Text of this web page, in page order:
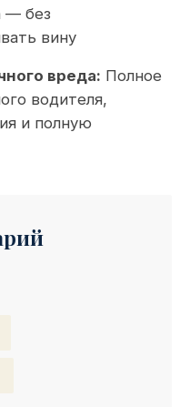
— без
вину
вреда: Полное
водителя,
и полную